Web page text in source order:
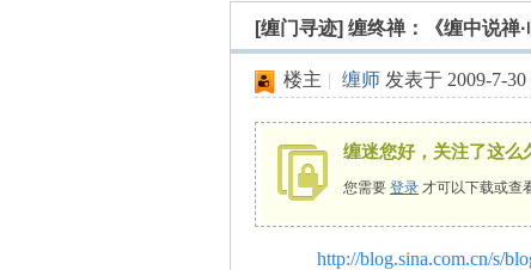
› › ›
[缠门寻迹] 缠终禅：《缠中说禅
楼主 | 缠师 发表于 2009-7-30
缠迷您好，关注了这么
您需要 登录 才可以下载或查
http://blog.sina.com.cn/s/